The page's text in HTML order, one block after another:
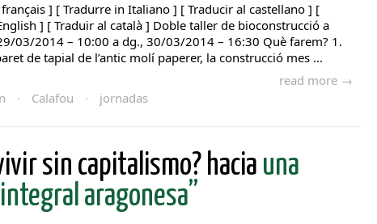
] [ Tradurre in Italiano ] [ Traducir al castellano ] [
] [ Traduir al català ] Doble taller de bioconstrucció a
03/2014 – 10:00 a dg., 30/03/2014 – 16:30 Què farem? 1.
de tapial de l’antic molí paperer, la construcció mes ...
read more →
· Calafou · jornadas
sin capitalismo? hacia una
aragonesa”